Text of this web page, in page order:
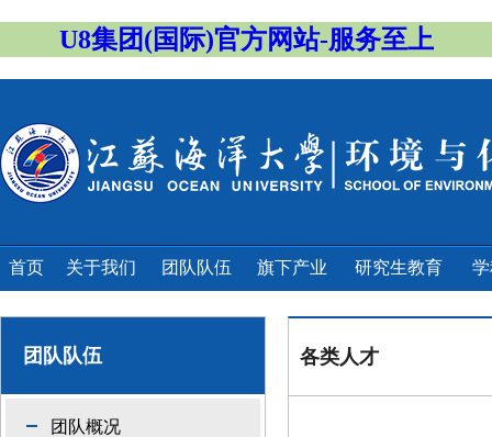
U8集团(国际)官方网站-服务至上
首页 关于我们 团队队伍 旗下产业 研究生教育
团队队伍
团队概况
各类人才